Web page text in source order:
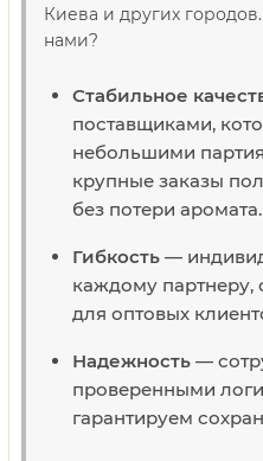
Киева и других
нами?
Стабильное
поставщиками,
небольшими
крупные заказы
без потери аромата.
Гибкость —
каждому партнеру,
для оптовых
Надежность —
проверенными
гарантируем